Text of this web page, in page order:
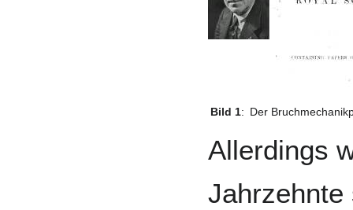
Bild 1: Der
Allerdings